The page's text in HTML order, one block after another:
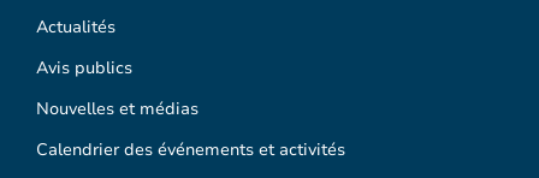
Actualités
Avis publics
Nouvelles et médias
Calendrier des événements et activités